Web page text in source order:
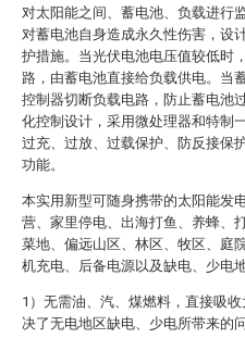
对太阳能之间、蓄电池、负载进行
对蓄电池自身造成永久性伤害，设
护措施。当光伏电池电压值较低时
路，由蓄电池直接给负载供电。当
控制器切断负载电路，防止蓄电池
化控制设计，采用微处理器和特制
过充、过放、过载保护、防反接保
功能。
本实用新型可随身携带的太阳能发
营、家里停电、出海打鱼、养蜂、
菜地、偏远山区、林区、牧区、庭
机充电、后备电源以及缺电、少电
1）无需油、汽、煤燃料，直接吸
决了无电地区缺电、少电所带来的